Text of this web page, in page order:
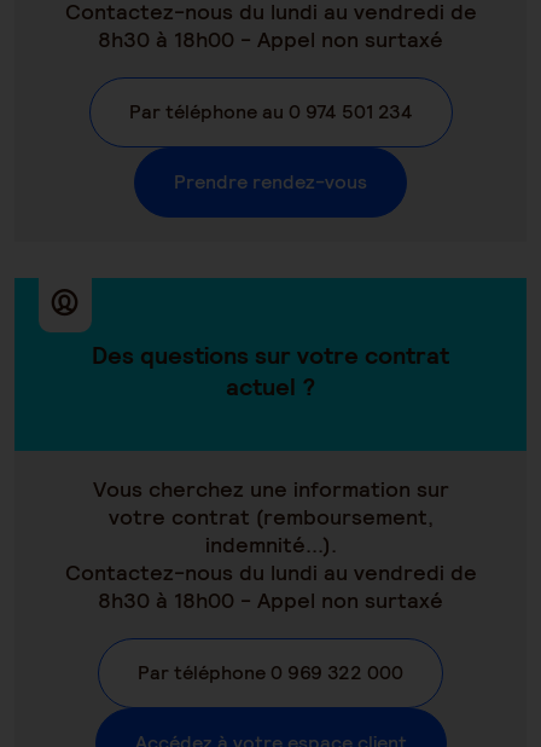
Contactez-nous du lundi au vendredi de
8h30 à 18h00 - Appel non surtaxé
Par téléphone au 0 974 501 234
Prendre rendez-vous
Des questions sur votre contrat
actuel ?
Vous cherchez une information sur
votre contrat (remboursement,
indemnité...).
Contactez-nous du lundi au vendredi de
8h30 à 18h00 - Appel non surtaxé
Par téléphone 0 969 322 000